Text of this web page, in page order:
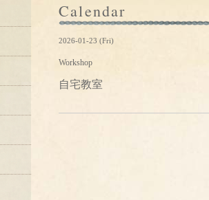
Calendar
2026-01-23 (Fri)
Workshop
自宅教室